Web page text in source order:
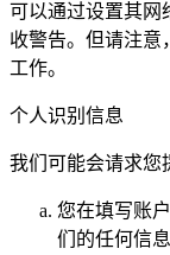
可以通过设置其网
收警告。但请注意
工作。
个人识别信息
我们可能会请求您
您在填写账
们的任何信